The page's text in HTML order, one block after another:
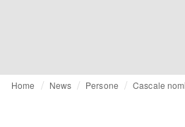
Home News Persone